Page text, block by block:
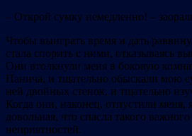
– Открой сумку немедленно! –
Чтобы выиграть время и дать
стала спорить с ними, отказываясь
Они втолкнули меня в боковую
Панича, и тщательно обыскали мою
ней двойных стенок, и тщательно
Когда они, наконец, отпустили меня,
довольная, что спасла такого
неприятностей.